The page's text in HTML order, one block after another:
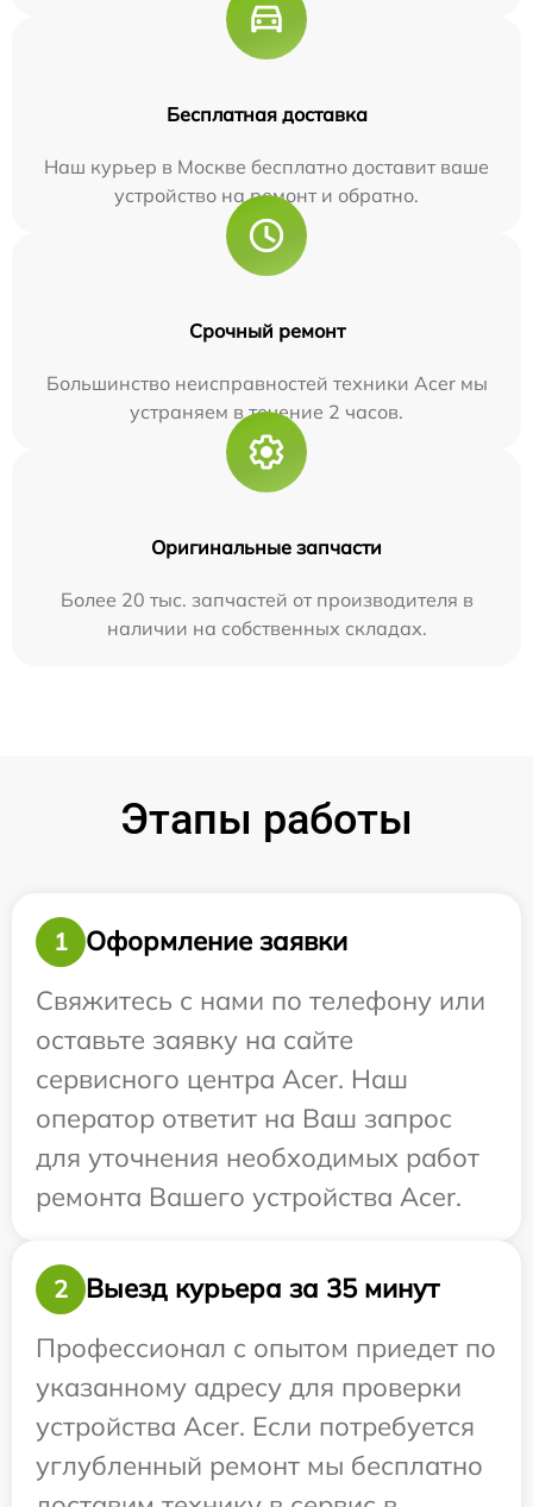
Бесплатная доставка
Наш курьер в Москве бесплатно доставит ваше
устройство на ремонт и обратно.
Срочный ремонт
Большинство неисправностей техники Acer мы
устраняем в течение 2 часов.
Оригинальные запчасти
Более 20 тыс. запчастей от производителя в
наличии на собственных складах.
Этапы работы
1
Оформление заявки
Свяжитесь с нами по телефону или
оставьте заявку на сайте
сервисного центра Acer. Наш
оператор ответит на Ваш запрос
для уточнения необходимых работ
ремонта Вашего устройства Acer.
2
Выезд курьера за 35 минут
Профессионал с опытом приедет по
указанному адресу для проверки
устройства Acer. Если потребуется
углубленный ремонт мы бесплатно